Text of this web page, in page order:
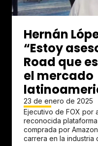
Hernán
“Estoy
Road que
el mercado
23 de enero de 2025
Ejecutivo de FOX por
reconocida
comprada por
carrera en la industria